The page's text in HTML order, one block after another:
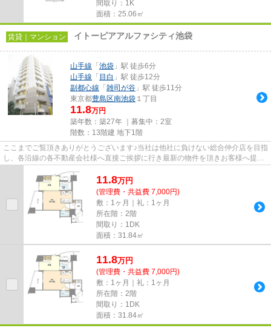
間取り：1K
面積：25.06㎡
賃貸｜マンション イトーピアアルファシティ池袋
山手線 「 池袋 」駅 徒歩6分
山手線 「 目白 」駅 徒歩12分
副都心線 「 雑司が谷 」駅 徒歩11分
東京都豊島区南池袋 １丁目
11.8万円
築年数：築27年 ｜募集中： 2室
階数：13階建 地下1階
ここまでご覧頂きありがとうございます♪当社は他社に負けない総合仲介店を目指
し、各沿線の各不動産会社様へ直接ご挨拶に行き最新の物件を頂きお客様へ提供
11.8万円
(管理費・共益費 7,000円)
敷：1ヶ月｜礼：1ヶ月
所在階：2階
間取り：1DK
面積：31.84㎡
11.8万円
(管理費・共益費 7,000円)
敷：1ヶ月｜礼：1ヶ月
所在階：2階
間取り：1DK
面積：31.84㎡